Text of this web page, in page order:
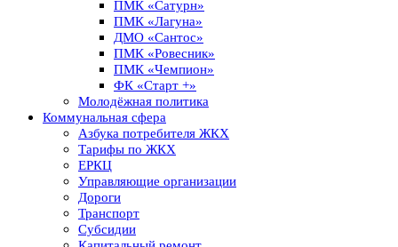
ПМК «Сатурн»
ПМК «Лагуна»
ДМО «Сантос»
ПМК «Ровесник»
ПМК «Чемпион»
ФК «Старт +»
Молодёжная политика
Коммунальная сфера
Азбука потребителя ЖКХ
Тарифы по ЖКХ
ЕРКЦ
Управляющие организации
Дороги
Транспорт
Субсидии